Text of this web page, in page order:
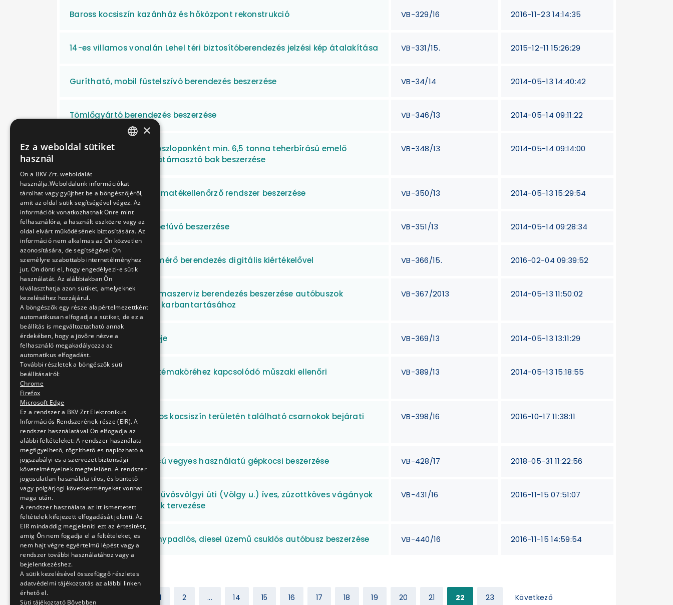
Baross kocsiszín kazánház és hőközpont rekonstrukció VB-329/16 2016-11-23 14:14:35
14-es villamos vonalán Lehel téri biztosítóberendezés jelzési kép átalakítása VB-331/15. 2015-12-11 15:26:29
Gurítható, mobil füstelszívó berendezés beszerzése VB-34/14 2014-05-13 14:40:42
Tömlőgyártó berendezés beszerzése VB-346/13 2014-05-14 09:11:22
1db mobil 6 oszlopos, oszloponként min. 6,5 tonna teherbírású emelő
berendezés és 6 db alátámasztó bak beszerzése
VB-348/13 2014-05-14 09:14:00
4 db pneumatikus nyomatékellenőrző rendszer beszerzése VB-350/13 2014-05-13 15:29:54
Gázolajos ipari hőlégbefúvó beszerzése VB-351/13 2014-05-14 09:28:34
Lézeres abroncsprofil mérő berendezés digitális kiértékelővel VB-366/15. 2016-02-04 09:39:52
4 darab automata klímaszerviz berendezés beszerzése autóbuszok
klímaberendezéseinek karbantartásához
VB-367/2013 2014-05-13 11:50:02
Bécsi úti jelfogók cseréje VB-369/13 2014-05-13 13:11:29
M3 vonalon síncserék témaköréhez kapcsolódó műszaki ellenőri
VB-389/13 2014-05-13 15:18:55
A BKV Zrt. Zugló villamos kocsiszín területén található csarnokok bejárati
kapuinak cseréje
VB-398/16 2016-10-17 11:38:11
Elektromos meghajtású vegyes használatú gépkocsi beszerzése VB-428/17 2018-05-31 11:22:56
61-es villamos vonal, Hűvösvölgyi úti (Völgy u.) íves, zúzottköves vágányok
felépítményváltásának tervezése
VB-431/16 2016-11-15 07:51:07
4 db használt, alacsonypadlós, diesel üzemű csuklós autóbusz beszerzése VB-440/16 2016-11-15 14:59:54
1 2 ... 14 15 16 17 18 19 20 21 22 23 Következő
×
Ez a weboldal sütiket
használ
Ön a BKV Zrt. weboldalát
használja.Weboldalunk információkat
tárolhat vagy gyűjthet be a böngészőjéről,
amit az oldal sütik segítségével végez. Az
információk vonatkozhatnak Önre mint
felhasználóra, a használt eszközre vagy az
oldal elvárt működésének biztosítására. Az
információ nem alkalmas az Ön közvetlen
azonosítására, de segítségével Ön
személyre szabottabb internetélményhez
jut. Ön dönti el, hogy engedélyezi-e sütik
használatát. Az alábbiakban Ön
kiválaszthatja azon sütiket, amelyeknek
kezeléséhez hozzájárul.
A böngészők egy része alapértelmezettként
automatikusan elfogadja a sütiket, de ez a
beállítás is megváltoztatható annak
érdekében, hogy a jövőre nézve a
felhasználó megakadályozza az
automatikus elfogadást.
További részletek a böngészők süti
beállításairól:
Chrome
Firefox
Microsoft Edge
Ez a rendszer a BKV Zrt Elektronikus
Információs Rendszerének része (EIR). A
rendszer használatával Ön elfogadja az
alábbi feltételeket: A rendszer használata
megfigyelhető, rögzithető es naplózható a
jogszabályi es a szervezet biztonsági
követelményeinek megfelelően. A rendszer
jogosulatlan használata tilos, és büntető
vagy polgárjogi következményeket vonhat
maga után.
A rendszer használata az itt ismertetett
feltételek kifejezett elfogadását jelenti. Az
EIR mindaddig megjeleníti ezt az értesitést,
amig Ön nem fogadja el a feltételeket, es
nem hajt végre egyértelmű lépést vagy a
rendszer további használatához vagy a
bejelentkezéshez.
A sütik kezelésével összefüggő részletes
adatvédelmi tájékoztatás az alábbi linken
érhető el.
Süti tájékoztató Bővebben